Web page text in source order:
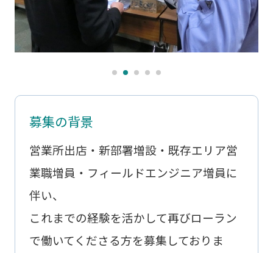
募集の背景
営業所出店・新部署増設・既存エリア営
業職増員・フィールドエンジニア増員に
伴い、
これまでの経験を活かして再びローラン
で働いてくださる方を募集しておりま